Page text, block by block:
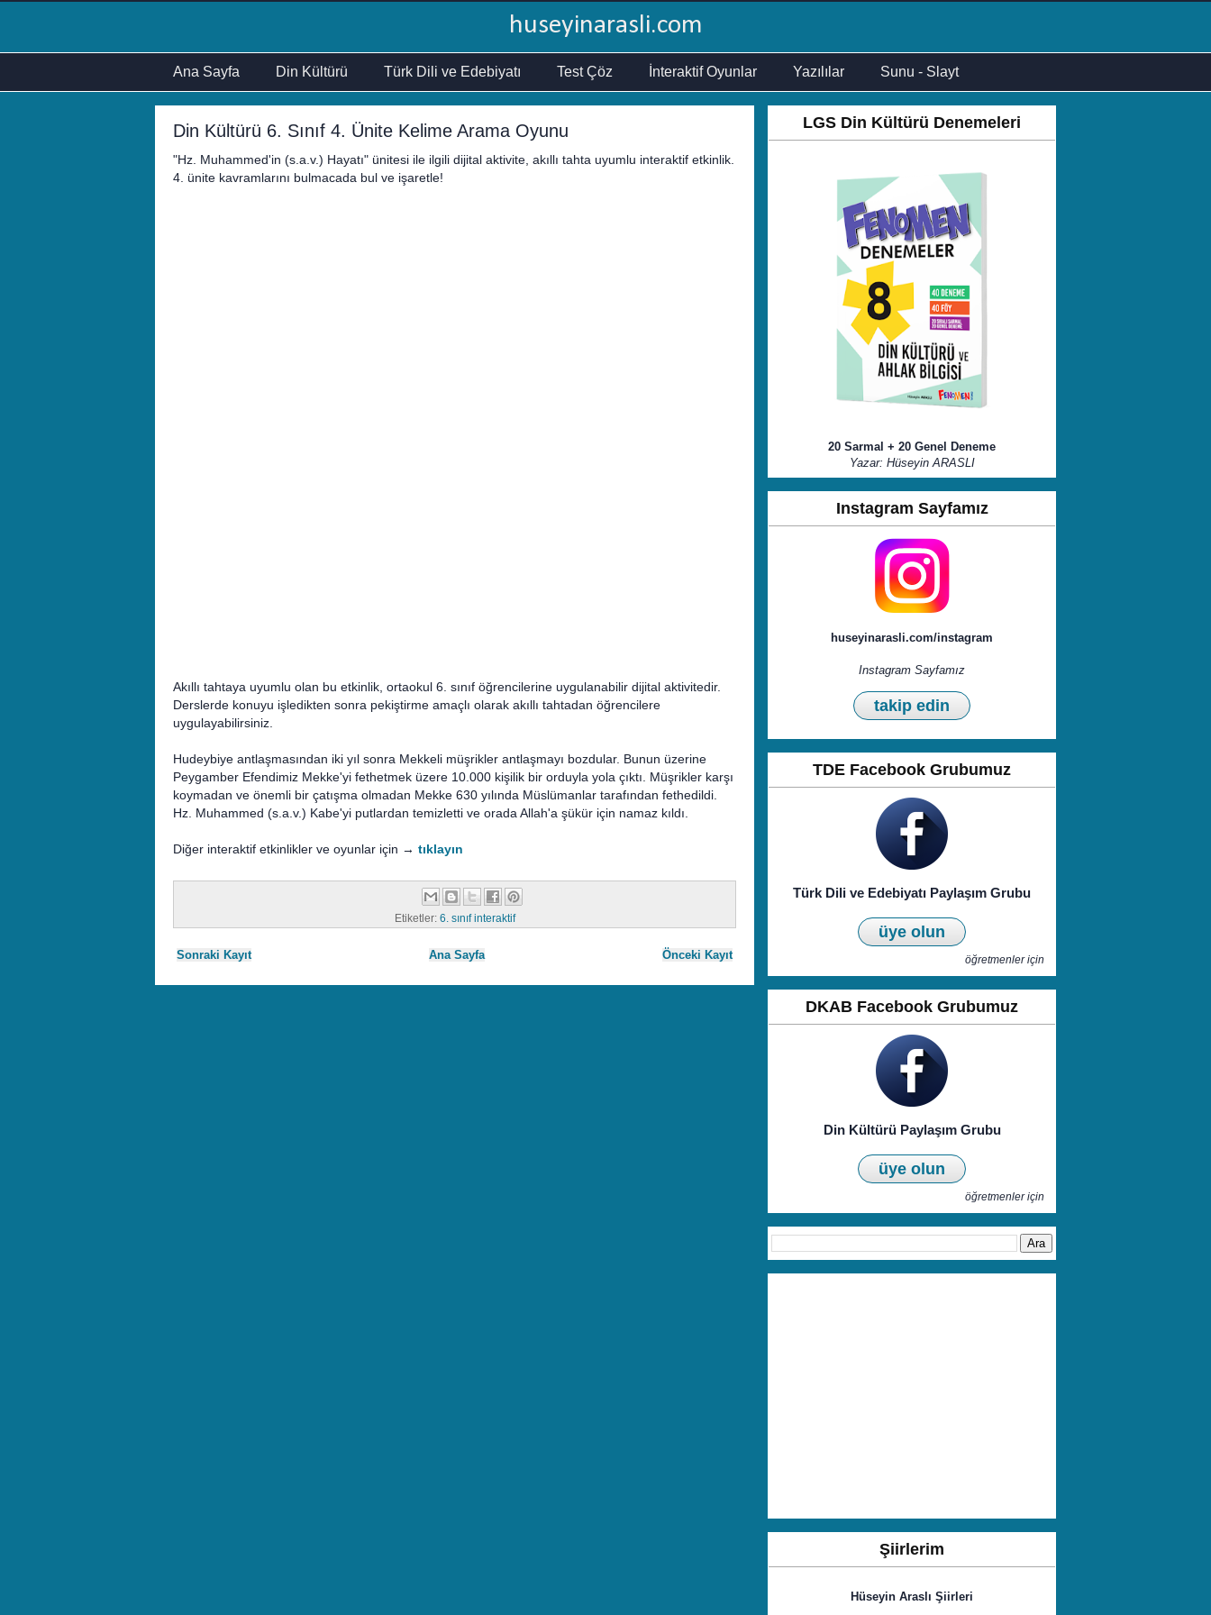
huseyinarasli.com
Ana Sayfa Din Kültürü Türk Dili ve Edebiyatı Test Çöz İnteraktif Oyunlar Yazılılar Sunu - Slayt
Din Kültürü 6. Sınıf 4. Ünite Kelime Arama Oyunu
"Hz. Muhammed'in (s.a.v.) Hayatı" ünitesi ile ilgili dijital aktivite, akıllı tahta uyumlu interaktif etkinlik.
4. ünite kavramlarını bulmacada bul ve işaretle!
Akıllı tahtaya uyumlu olan bu etkinlik, ortaokul 6. sınıf öğrencilerine uygulanabilir dijital aktivitedir.
Derslerde konuyu işledikten sonra pekiştirme amaçlı olarak akıllı tahtadan öğrencilere
uygulayabilirsiniz.
Hudeybiye antlaşmasından iki yıl sonra Mekkeli müşrikler antlaşmayı bozdular. Bunun üzerine
Peygamber Efendimiz Mekke'yi fethetmek üzere 10.000 kişilik bir orduyla yola çıktı. Müşrikler karşı
koymadan ve önemli bir çatışma olmadan Mekke 630 yılında Müslümanlar tarafından fethedildi.
Hz. Muhammed (s.a.v.) Kabe'yi putlardan temizletti ve orada Allah'a şükür için namaz kıldı.
Diğer interaktif etkinlikler ve oyunlar için → tıklayın
Etiketler: 6. sınıf interaktif
Sonraki Kayıt Önceki Kayıt
Ana Sayfa
LGS Din Kültürü Denemeleri
20 Sarmal + 20 Genel Deneme
Yazar: Hüseyin ARASLI
Instagram Sayfamız
huseyinarasli.com/instagram
Instagram Sayfamız
takip edin
TDE Facebook Grubumuz
Türk Dili ve Edebiyatı Paylaşım Grubu
üye olun
öğretmenler için
DKAB Facebook Grubumuz
Din Kültürü Paylaşım Grubu
üye olun
öğretmenler için
Şiirlerim
Hüseyin Araslı Şiirleri